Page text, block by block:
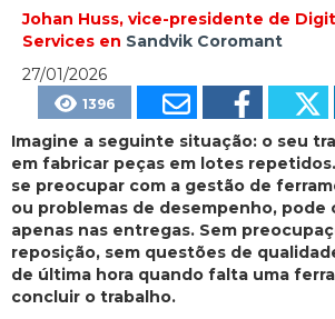
Johan Huss, vice-presidente de
Services en Sandvik Coromant
27/01/2026
1396
Imagine a seguinte situação: o seu
em fabricar peças em lotes
se preocupar com a gestão de
ou problemas de desempenho, pode
apenas nas entregas. Sem
reposição, sem questões de
de última hora quando falta uma
concluir o trabalho.